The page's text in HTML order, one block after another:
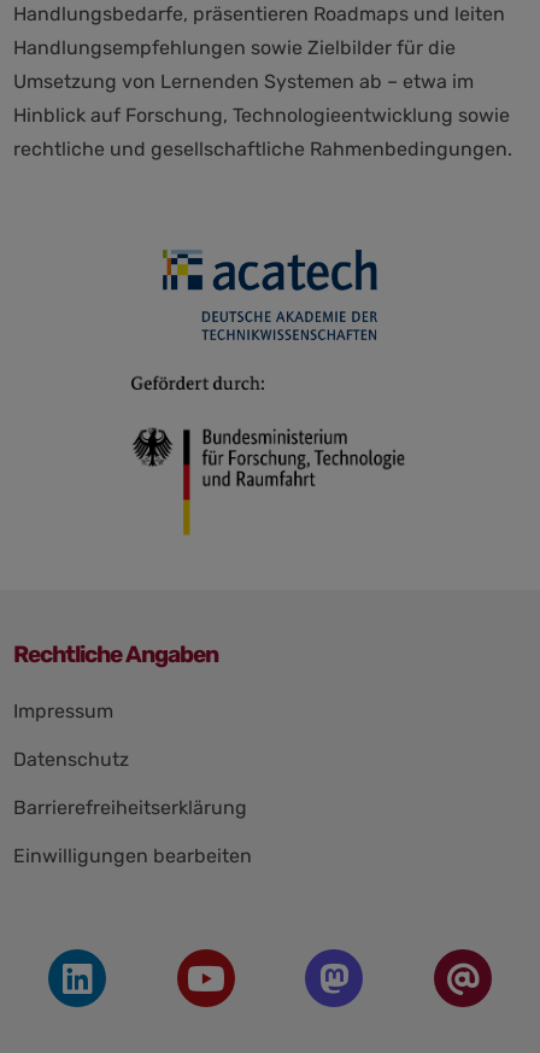
Handlungsbedarfe, präsentieren Roadmaps und leiten
Handlungsempfehlungen sowie Zielbilder für die
Umsetzung von Lernenden Systemen ab – etwa im
Hinblick auf Forschung, Technologieentwicklung sowie
rechtliche und gesellschaftliche Rahmenbedingungen.
Rechtliche Angaben
überspringen
Impressum
Datenschutz
Barrierefreiheitserklärung
Einwilligungen bearbeiten